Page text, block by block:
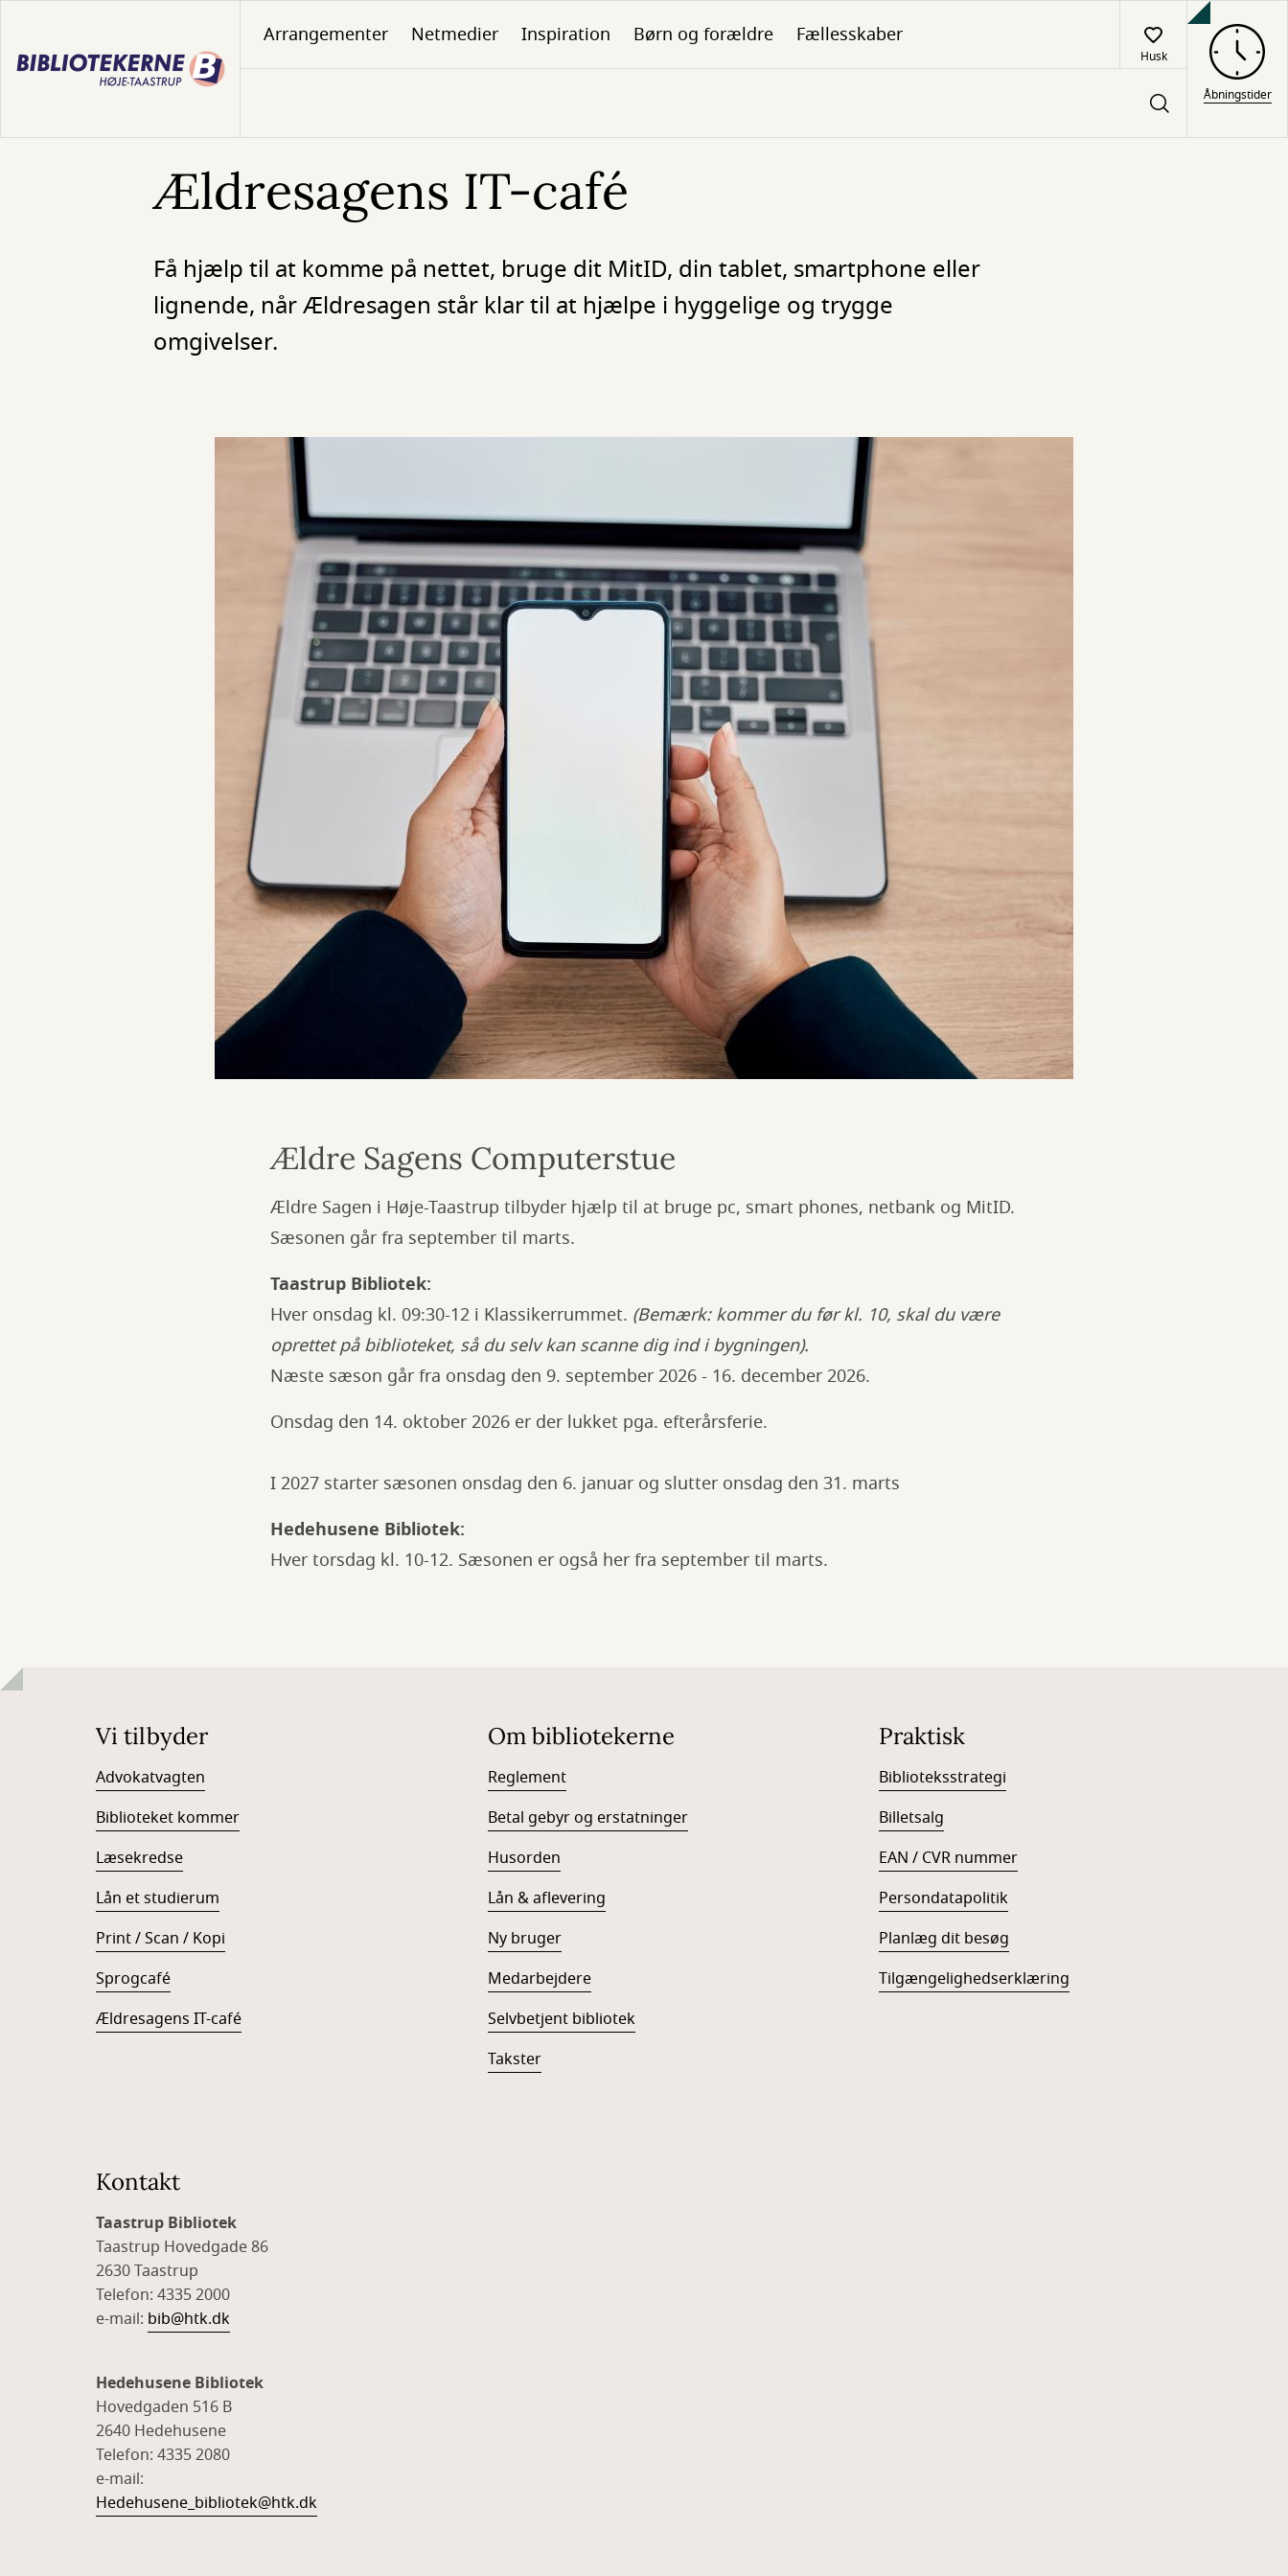
hovedindhold
Arrangementer Netmedier Inspiration Børn og forældre Fællesskaber
Husk
Åbningstider
Ældresagens IT-café
Få hjælp til at komme på nettet, bruge dit MitID, din tablet, smartphone eller
lignende, når Ældresagen står klar til at hjælpe i hyggelige og trygge
omgivelser.
Ældre Sagens Computerstue
Ældre Sagen i Høje-Taastrup tilbyder hjælp til at bruge pc, smart phones, netbank og MitID.
Sæsonen går fra september til marts.
Taastrup Bibliotek:
Hver onsdag kl. 09:30-12 i Klassikerrummet. (Bemærk: kommer du før kl. 10, skal du være
oprettet på biblioteket, så du selv kan scanne dig ind i bygningen).
Næste sæson går fra onsdag den 9. september 2026 - 16. december 2026.
Onsdag den 14. oktober 2026 er der lukket pga. efterårsferie.
I 2027 starter sæsonen onsdag den 6. januar og slutter onsdag den 31. marts
Hedehusene Bibliotek:
Hver torsdag kl. 10-12. Sæsonen er også her fra september til marts.
Vi tilbyder
Advokatvagten
Biblioteket kommer
Læsekredse
Lån et studierum
Print / Scan / Kopi
Sprogcafé
Ældresagens IT-café
Om bibliotekerne
Reglement
Betal gebyr og erstatninger
Husorden
Lån & aflevering
Ny bruger
Medarbejdere
Selvbetjent bibliotek
Takster
Praktisk
Biblioteksstrategi
Billetsalg
EAN / CVR nummer
Persondatapolitik
Planlæg dit besøg
Tilgængelighedserklæring
Kontakt
Taastrup Bibliotek
Taastrup Hovedgade 86
2630 Taastrup
Telefon: 4335 2000
e-mail: bib@htk.dk
Hedehusene Bibliotek
Hovedgaden 516 B
2640 Hedehusene
Telefon: 4335 2080
e-mail:
Hedehusene_bibliotek@htk.dk